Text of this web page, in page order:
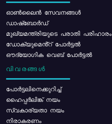
ഓൺലൈൻ സേവനങ്ങൾ
ഡാഷ്ബോർഡ്
മുഖ്യമന്ത്രിയുടെ പരാതി പരിഹാരം
ഡോക്യുമെൻ്റ് പോർട്ടൽ
ഔദ്യോഗിക വെബ് പോർട്ടൽ
വിവരങ്ങൾ
പോര്‍ട്ടലിനെക്കുറിച്ച്
ഹൈപ്പർലിങ്ക് നയം
സ്വകാര്യതാ നയം
നിരാകരണം